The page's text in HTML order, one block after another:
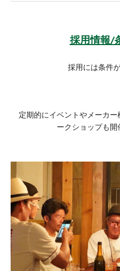
採用情報/
採用には条件
定期的にイベントやメーカ
ークショップも開